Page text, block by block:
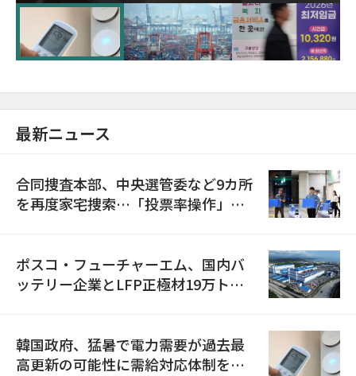
に需給対応体制を点検
最新ニュース
合同捜査本部、中央選管委など9カ所
を再度家宅捜索…「投票率操作」の
ポスコ・フューチャーエム、国内バ
ッテリー企業とLFP正極材19万トン
韓国政府、猛暑で電力需要が過去最
高更新の可能性に需給対応体制を点